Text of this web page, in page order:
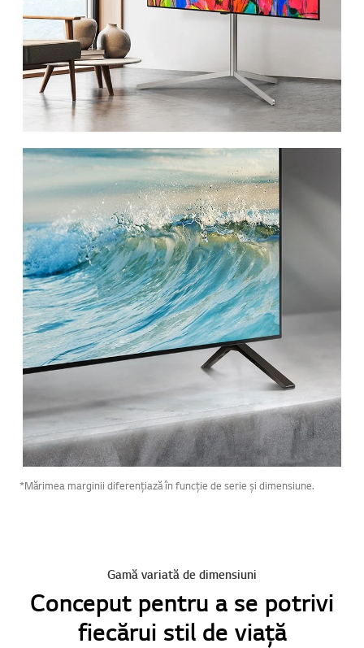
*Mărimea marginii diferențiază în funcție de serie și dimensiune.
Gamă variată de dimensiuni
Conceput pentru a se potrivi
fiecărui stil de viață